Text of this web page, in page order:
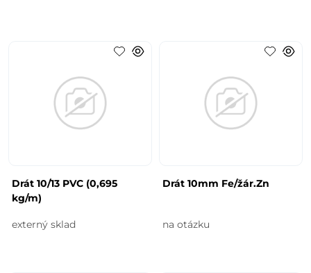
Drát 10/13 PVC (0,695
kg/m)
externý sklad
Drát 10mm Fe/žár.Zn
na otázku